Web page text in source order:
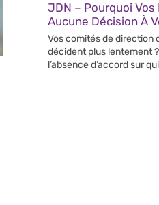
JDN – Pourquoi
Aucune Décision À
Vos comités de direction
décident plus lentement ?
l’absence d’accord sur